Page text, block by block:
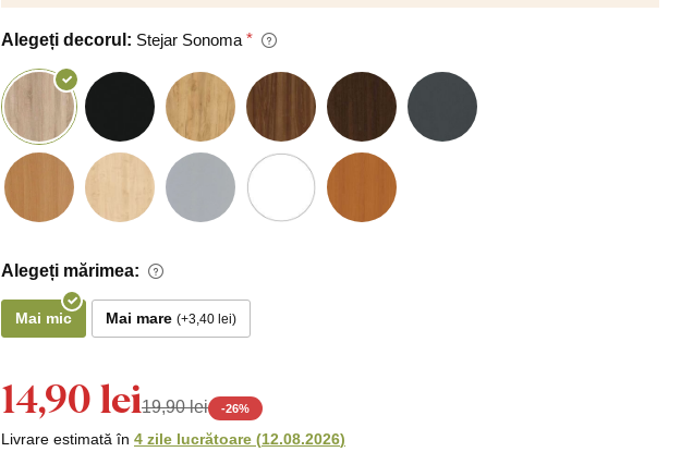
Alegeți decorul: Stejar Sonoma
Alegeți mărimea:
Mai mic Mai mare +3,40 lei
14,90 lei19,90 lei -26%
Livrare estimată în 4 zile lucrătoare (12.08.2026)